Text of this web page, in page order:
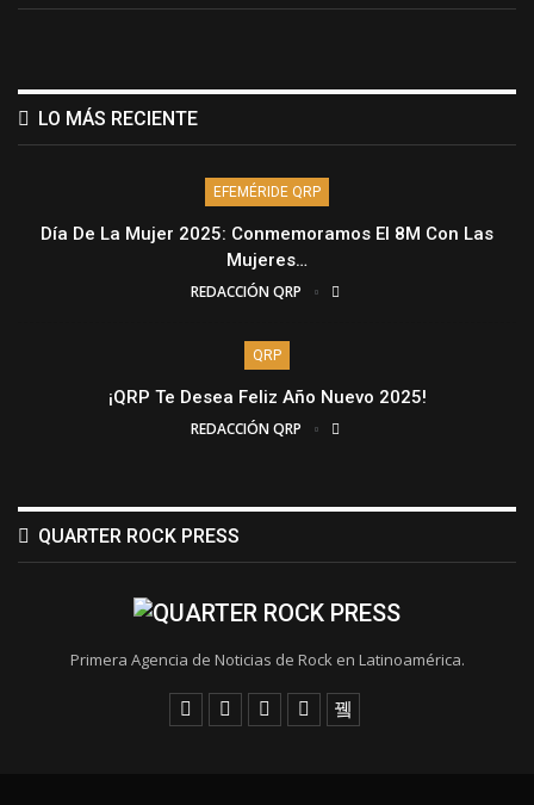
LO MÁS RECIENTE
EFEMÉRIDE QRP
Día De La Mujer 2025: Conmemoramos El 8M Con Las
Mujeres…
REDACCIÓN QRP
QRP
¡QRP Te Desea Feliz Año Nuevo 2025!
REDACCIÓN QRP
QUARTER ROCK PRESS
Primera Agencia de Noticias de Rock en Latinoamérica.